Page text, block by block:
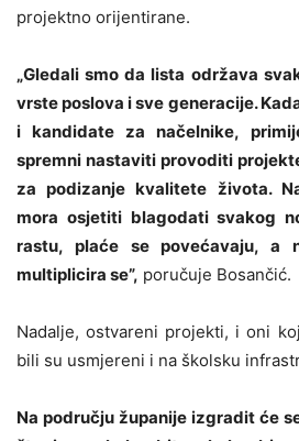
projektno orijentirane.
„Gledali smo da lista održava
vrste poslova i sve generacije.
i kandidate za načelnike,
spremni nastaviti provoditi
za podizanje kvalitete života.
mora osjetiti blagodati svakog
rastu, plaće se povećavaju, a
multiplicira se”, poručuje Bosančić.
Nadalje, ostvareni projekti, i oni
bili su usmjereni i na školsku
Na području županije izgradit će